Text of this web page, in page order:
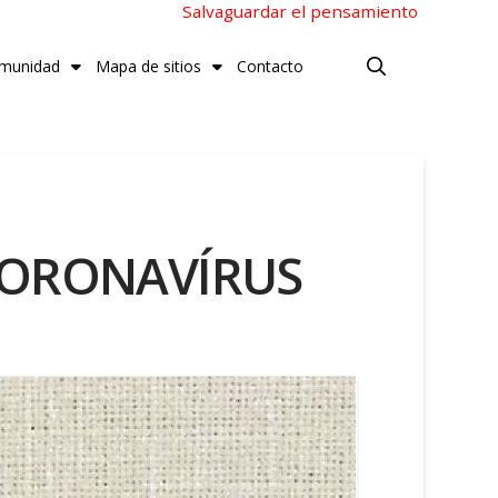
Salvaguardar el pensamiento
Mapa de sitios Contacto